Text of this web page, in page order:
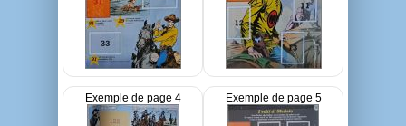
Exemple de page 4 Exemple de page 5